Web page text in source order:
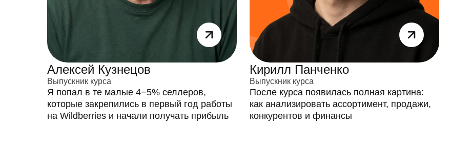
Алексей Кузнецов
Выпускник курса
Я попал в те малые 4−5% селлеров,
которые закрепились в первый год работы
на Wildberries и начали получать прибыль
Кирилл Панченко
Выпускник курса
После курса появилась полная картина:
как анализировать ассортимент, продажи,
конкурентов и финансы